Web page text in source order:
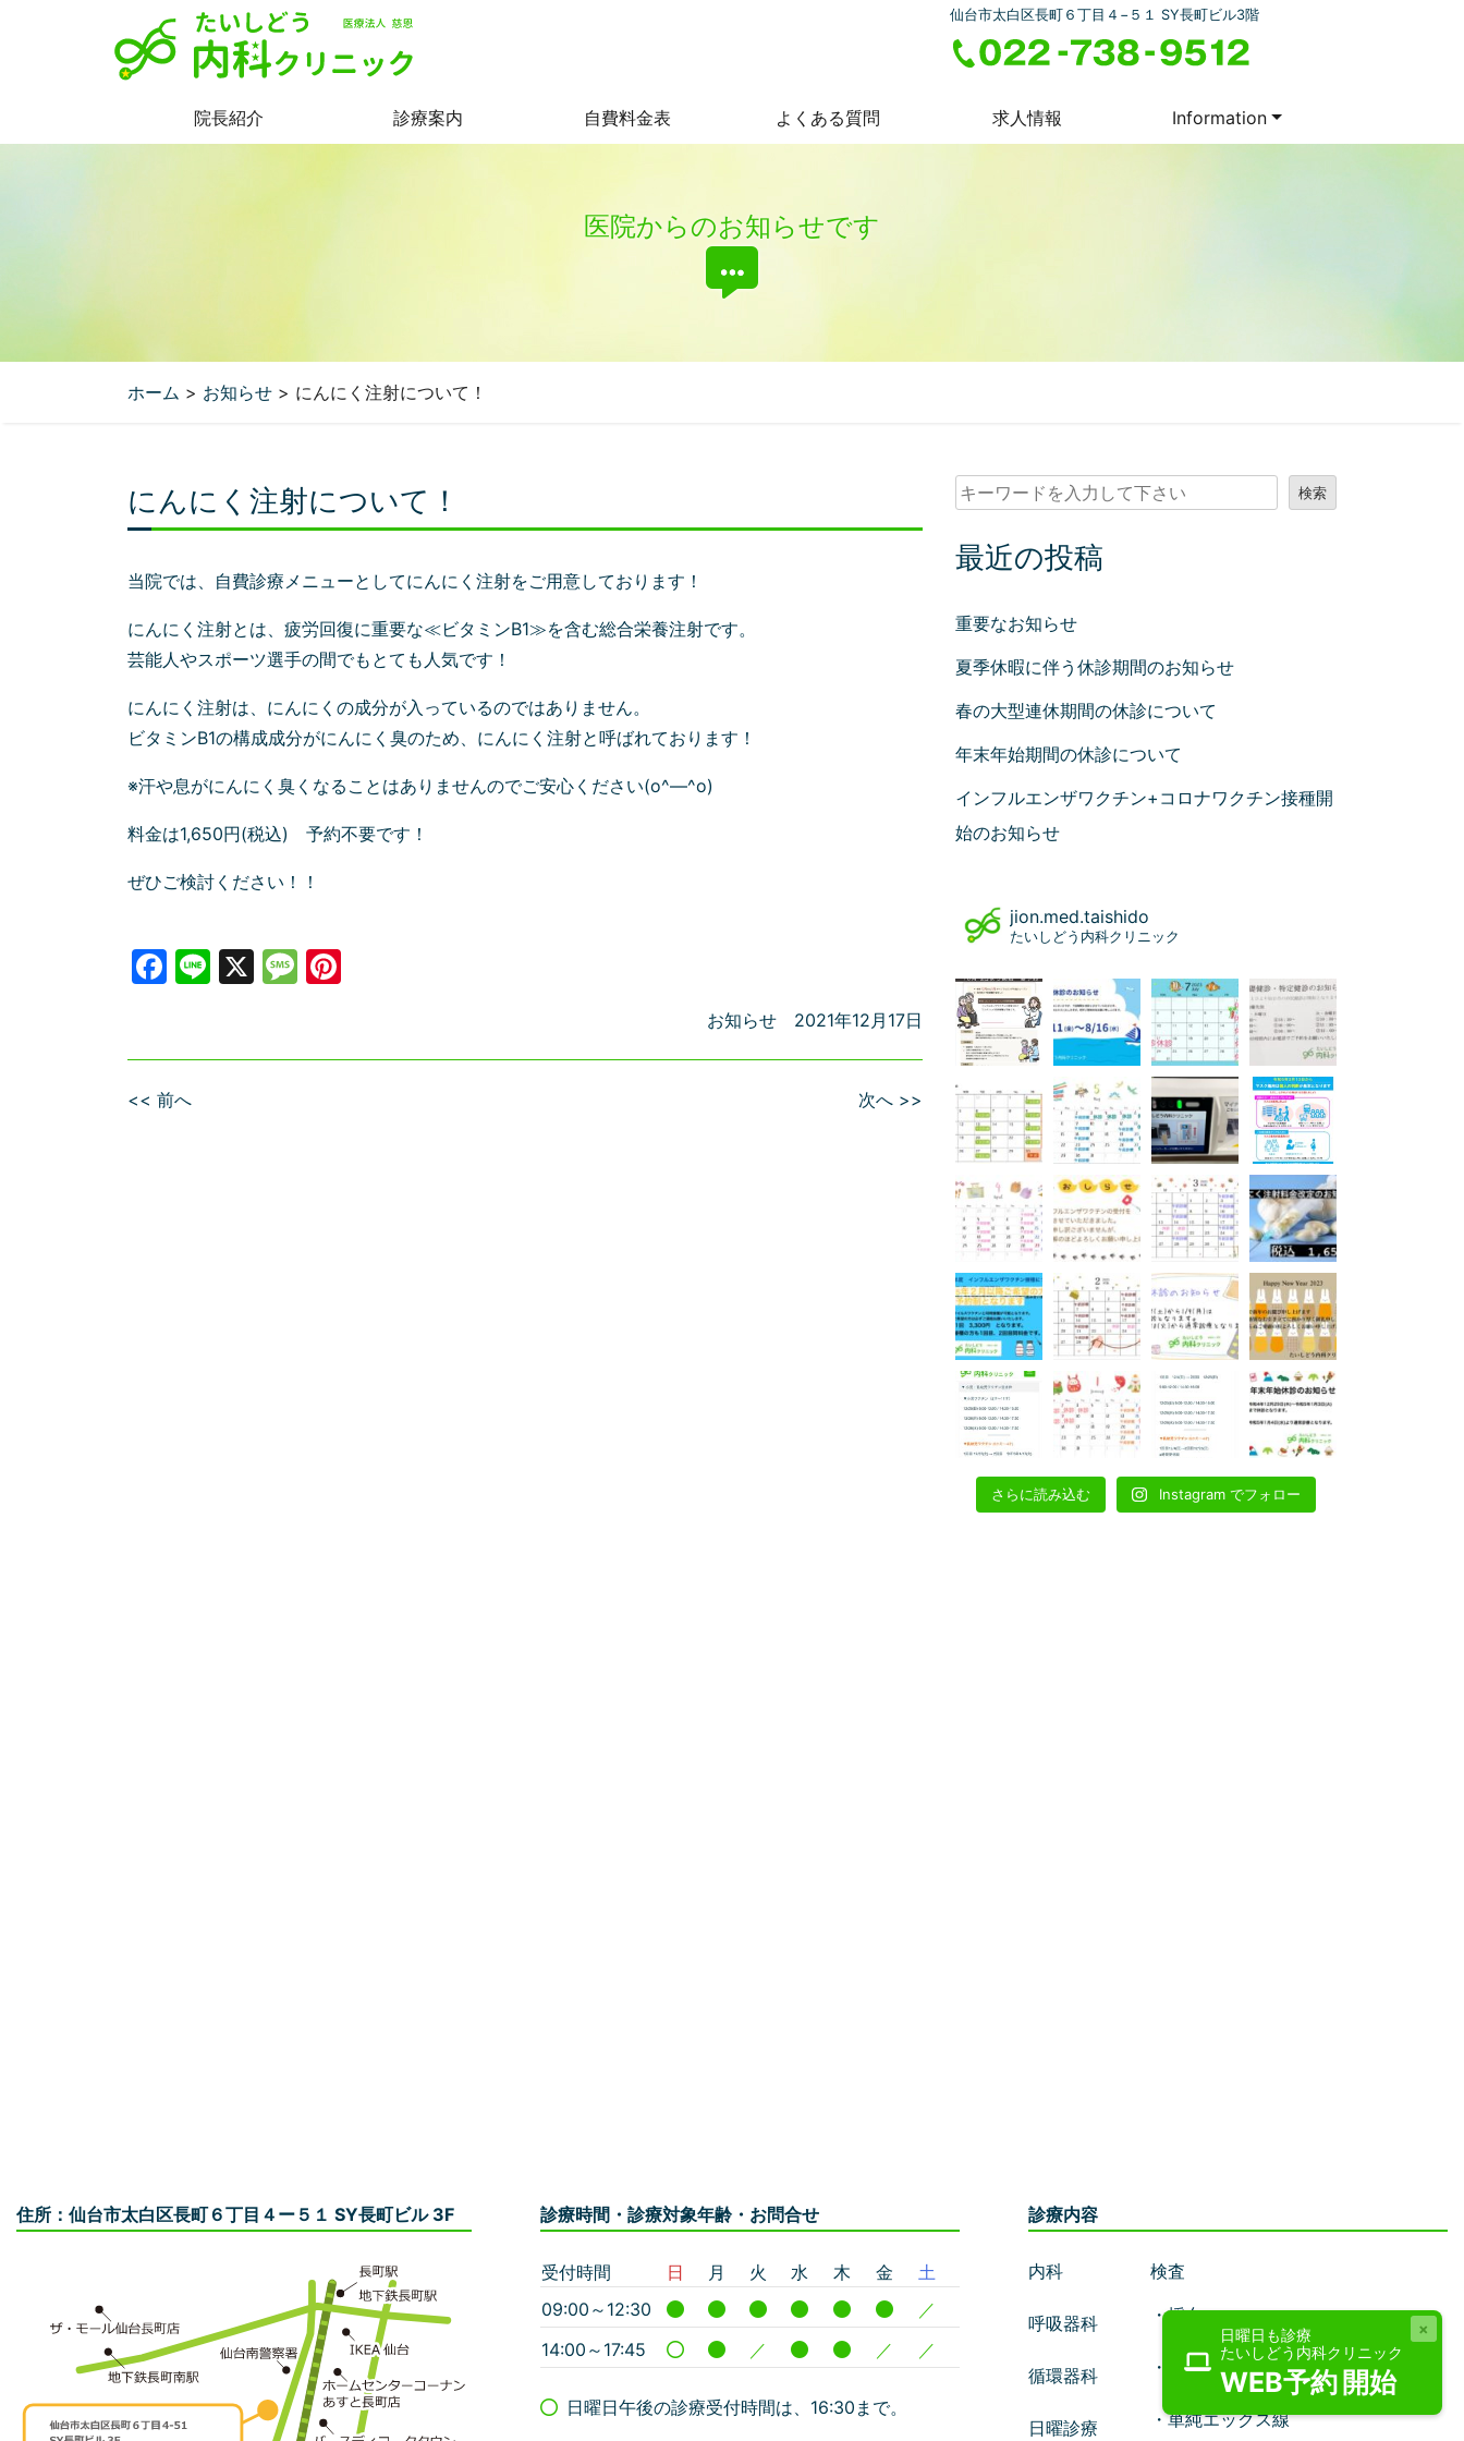
へ
仙台市太白区長町６丁目４−５１ SY長町ビル3階
院長紹介 診療案内 自費料金表 よくある質問 求人情報 Information
日曜日も診療
たいしどう内科クリニック
WEB予約 開始
×
医院からのお知らせです
ホーム > お知らせ > にんにく注射について！
にんにく注射について！
当院では、自費診療メニューとしてにんにく注射をご用意しております！
にんにく注射とは、疲労回復に重要な≪ビタミンB1≫を含む総合栄養注射です。
芸能人やスポーツ選手の間でもとても人気です！
にんにく注射は、にんにくの成分が入っているのではありません。
ビタミンB1の構成成分がにんにく臭のため、にんにく注射と呼ばれております！
※汗や息がにんにく臭くなることはありませんのでご安心ください(o^―^o)
料金は1,650円(税込) 予約不要です！
ぜひご検討ください！！
Facebook
Line
X Message
お知らせ 2021年12月17日
<< 前へ 次へ >>
検
索
検索
最近の投稿
重要なお知らせ
夏季休暇に伴う休診期間のお知らせ
春の大型連休期間の休診について
年末年始期間の休診について
インフルエンザワクチン+コロナワクチン接種開
始のお知らせ
jion.med.taishido
たいしどう内科クリニック
さらに読み込む Instagram でフォロー
住所：仙台市太白区長町６丁目４ー５１ SY長町ビル 3F 診療時間・診療対象年齢・お問合せ
受付時間 日 月 火 水 木 金
土
09:00～12:30
／
14:00～17:45
／ ／ ／
日曜日午後の診療受付時間は、16:30まで。
診療内容
内科
呼吸器科
循環器科
日曜診療
検査
・採血
・検尿
・単純エックス線